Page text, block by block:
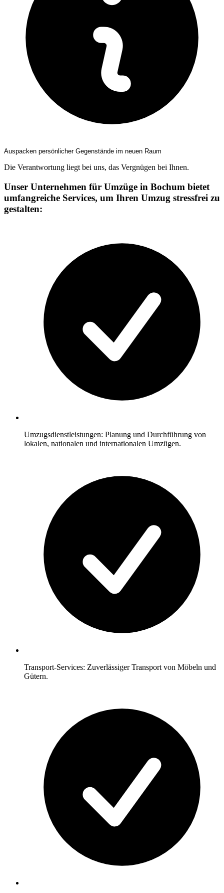
Auspacken persönlicher Gegenstände im neuen Raum
Die Verantwortung liegt bei uns, das Vergnügen bei Ihnen.
Unser Unternehmen für Umzüge in Bochum bietet
umfangreiche Services, um Ihren Umzug stressfrei zu
gestalten:
Umzugsdienstleistungen: Planung und Durchführung von
lokalen, nationalen und internationalen Umzügen.
Transport-Services: Zuverlässiger Transport von Möbeln und
Gütern.